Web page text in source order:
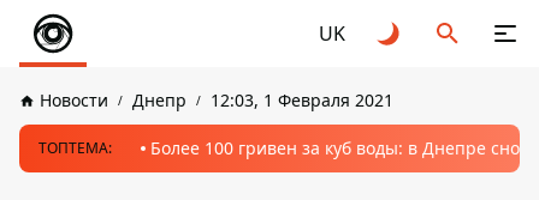
UK
Новости Днепр 12:03, 1 Февраля 2021
ТОПТЕМА: Более 100 гривен за куб воды: в Днепре